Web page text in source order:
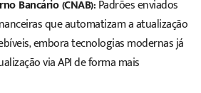
Bancário (CNAB):Padrões enviados
que automatizam a atualização
embora tecnologias modernas já
via API de forma mais